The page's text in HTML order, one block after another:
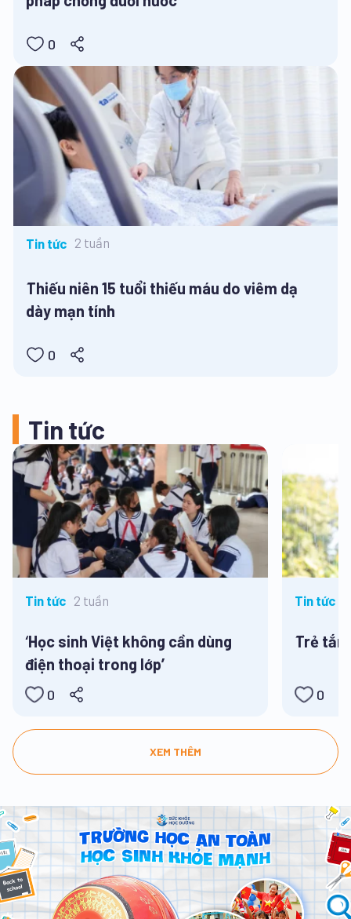
0
Tin tức 2 tuần
Thiếu niên 15 tuổi thiếu máu do viêm dạ
dày mạn tính
0
Tin tức
Tin tức 2 tuần
‘Học sinh Việt không cần dùng
điện thoại trong lớp’
0
Tin tức
Trẻ
0
XEM THÊM